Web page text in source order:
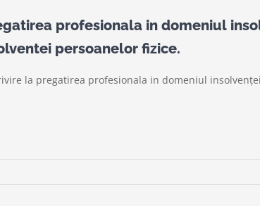
profesionala in domeniul
persoanelor fizice.
la pregatirea profesionala in domeniul